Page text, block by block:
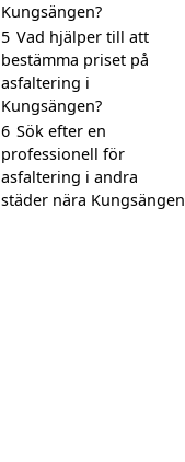
Kungsängen?
5 Vad hjälper till att
bestämma priset på
asfaltering i
Kungsängen?
6 Sök efter en
professionell för
asfaltering i andra
städer nära Kungsängen